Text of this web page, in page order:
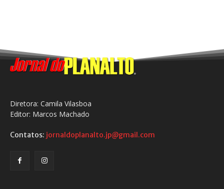
Diretora: Camila Vilasboa
Editor: Marcos Machado
Contatos: jornaldoplanalto.jp@gmail.com